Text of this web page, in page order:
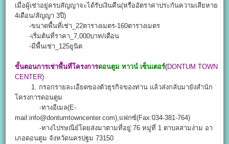
เมื่อผู้เช่าอยู่ครบสัญญาจะได้รับเงินคืน(หรืออัตราค่าประกันความเสียหาย
4เดือน/สัญญา 3ปี)
-ขนาดพื้นที่เช่า_22ตารางเมตร-160ตารางเมตร
-เริ่มต้นที่ราคา_7,000บาท/เดือน
-มีพื้นเช่า_125ยูนิต
ขั้นตอนการเช่าพื้นที่โครงการดอนตูม ทาวน์ เซ็นเตอร์(DONTUM TOWN
CENTER)
1. กรอกรายละเอียดของตัวธุรกิจของท่าน แล้วส่งกลับมายังสำนัก
โครงการดอนตูม
-ทางอีเมล(E-
mail:info@dontumtowncenter.com),แฟกซ์(Fax:034-381-764)
-ทางไปรษณีย์โดยส่งมาตามที่อยู่:76 หมู่ที่ 1 ตาบลสามง่าม อา
เภอดอนตูม จังหวัดนครปฐม 73150